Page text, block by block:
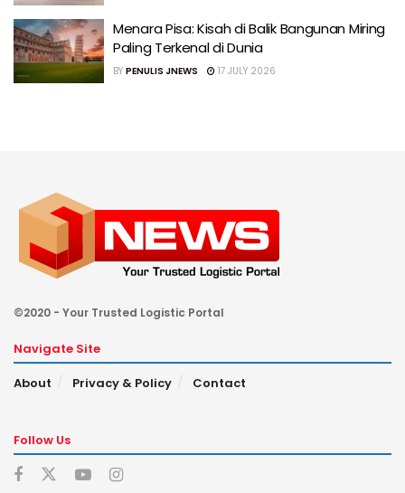
Menara Pisa: Kisah di Balik Bangunan Miring
Paling Terkenal di Dunia
BY PENULIS JNEWS 17 JULY 2026
©2020 - Your Trusted Logistic Portal
Navigate Site
About
Privacy & Policy Contact
Follow Us